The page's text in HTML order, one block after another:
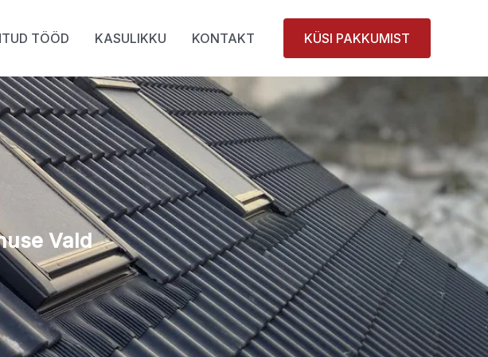
TÖÖD KASULIKKU KONTAKT KÜSI PAKKUMIST
Vald